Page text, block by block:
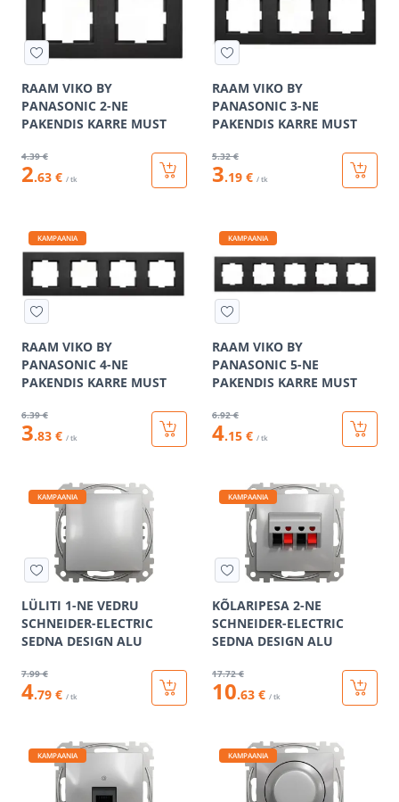
RAAM VIKO BY
PANASONIC 2-NE
PAKENDIS KARRE MUST
4.39 €
2.63 € / tk
RAAM VIKO BY
PANASONIC 3-NE
PAKENDIS KARRE MUST
5.32 €
3.19 € / tk
KAMPAANIA
RAAM VIKO BY
PANASONIC 4-NE
PAKENDIS KARRE MUST
6.39 €
3.83 € / tk
KAMPAANIA
RAAM VIKO BY
PANASONIC 5-NE
PAKENDIS KARRE MUST
6.92 €
4.15 € / tk
KAMPAANIA
LÜLITI 1-NE VEDRU
SCHNEIDER-ELECTRIC
SEDNA DESIGN ALU
7.99 €
4.79 € / tk
KAMPAANIA
KÕLARIPESA 2-NE
SCHNEIDER-ELECTRIC
SEDNA DESIGN ALU
17.72 €
10.63 € / tk
KAMPAANIA KAMPAANIA